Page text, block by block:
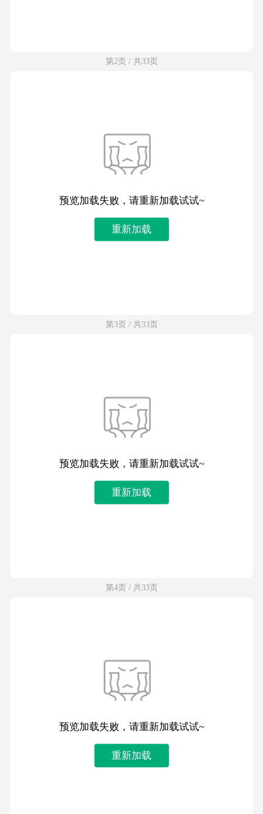
第2页 / 共33页
预览加载失败，请重新加载试试~
重新加载
第3页 / 共33页
预览加载失败，请重新加载试试~
重新加载
第4页 / 共33页
预览加载失败，请重新加载试试~
重新加载